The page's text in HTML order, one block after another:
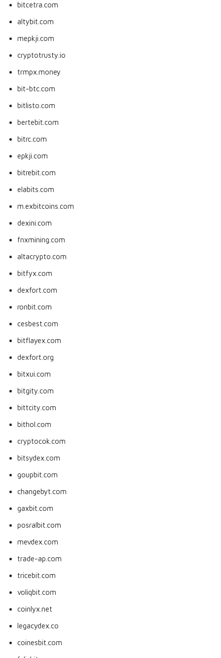
bitcetra.com
altybit.com
mepkji.com
cryptotrusty.io
trmpx.money
bit-btc.com
bitlisto.com
bertebit.com
bitrc.com
epkji.com
bitrebit.com
elabits.com
m.exbitcoins.com
dexini.com
fnxmining.com
altacrypto.com
bitfyx.com
dexfort.com
ronbit.com
cesbest.com
bitflayex.com
dexfort.org
bitxui.com
bitgity.com
bittcity.com
bithol.com
cryptocok.com
bitsydex.com
goupbit.com
changebyt.com
gaxbit.com
posralbit.com
mevdex.com
trade-ap.com
tricebit.com
voliqbit.com
coinlyx.net
legacydex.co
coinesbit.com